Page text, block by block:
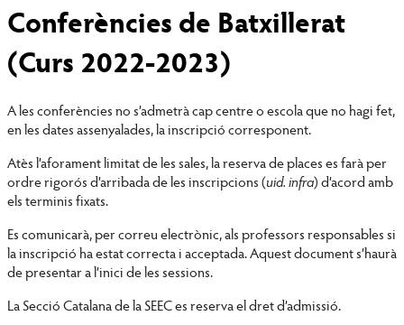
Conferències de Batxillerat
(Curs 2022-2023)
A les conferències no s’admetrà cap centre o escola que no hagi fet,
en les dates assenyalades, la inscripció corresponent.
Atès l’aforament limitat de les sales, la reserva de places es farà per
ordre rigorós d’arribada de les inscripcions (uid. infra) d’acord amb
els terminis fixats.
Es comunicarà, per correu electrònic, als professors responsables si
la inscripció ha estat correcta i acceptada. Aquest document s’haurà
de presentar a l’inici de les sessions.
La Secció Catalana de la SEEC es reserva el dret d’admissió.